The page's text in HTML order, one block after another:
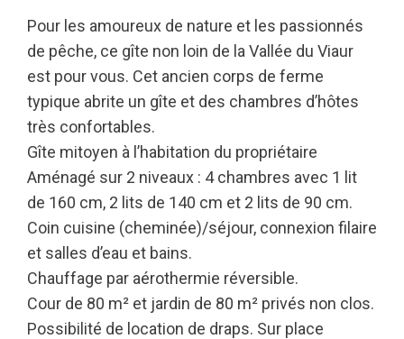
Pour les amoureux de nature et les passionnés
de pêche, ce gîte non loin de la Vallée du Viaur
est pour vous. Cet ancien corps de ferme
typique abrite un gîte et des chambres d’hôtes
très confortables.
Gîte mitoyen à l’habitation du propriétaire
Aménagé sur 2 niveaux : 4 chambres avec 1 lit
de 160 cm, 2 lits de 140 cm et 2 lits de 90 cm.
Coin cuisine (cheminée)/séjour, connexion filaire
et salles d’eau et bains.
Chauffage par aérothermie réversible.
Cour de 80 m² et jardin de 80 m² privés non clos.
Possibilité de location de draps. Sur place